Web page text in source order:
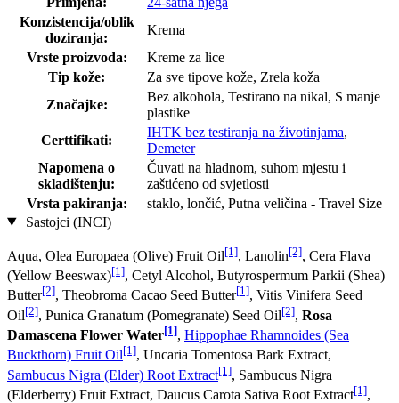
Konzistencija/oblik
doziranja:
Krema
Vrste proizvoda:
Kreme za lice
Tip kože:
Za sve tipove kože, Zrela koža
Značajke:
Bez alkohola, Testirano na nikal, S manje
plastike
Certtifikati:
IHTK bez testiranja na životinjama,
Demeter
Napomena o
skladištenju:
Čuvati na hladnom, suhom mjestu i
zaštićeno od svjetlosti
Vrsta pakiranja:
staklo, lončić, Putna veličina - Travel Size
Sastojci (INCI)
Aqua, Olea Europaea (Olive) Fruit Oil[1], Lanolin[2], Cera Flava
(Yellow Beeswax)[1], Cetyl Alcohol, Butyrospermum Parkii (Shea)
Butter[2], Theobroma Cacao Seed Butter[1], Vitis Vinifera Seed
Oil[2], Punica Granatum (Pomegranate) Seed Oil[2], Rosa
Damascena Flower Water[1], Hippophae Rhamnoides (Sea
Buckthorn) Fruit Oil[1], Uncaria Tomentosa Bark Extract,
Sambucus Nigra (Elder) Root Extract[1], Sambucus Nigra
(Elderberry) Fruit Extract, Daucus Carota Sativa Root Extract[1],